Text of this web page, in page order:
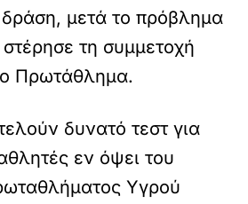
δράση, μετά το πρόβλημα
τη συμμετοχή
Πρωτάθλημα.
δυνατό τεστ για
εν όψει του
Υγρού